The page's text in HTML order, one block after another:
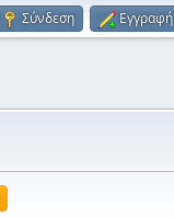
Σύνδεση Εγγραφή